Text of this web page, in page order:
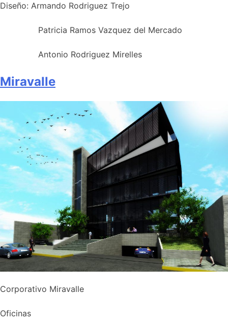
Diseño: Armando Rodriguez Trejo
Patricia Ramos Vazquez del Mercado
Antonio Rodriguez Mirelles
Miravalle
Corporativo Miravalle
Oficinas